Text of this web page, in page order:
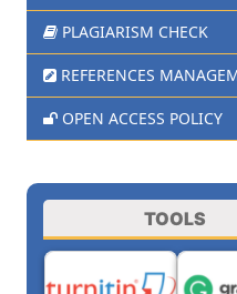
PLAGIARISM CHECK
REFERENCES
OPEN ACCESS POLICY
TOOLS